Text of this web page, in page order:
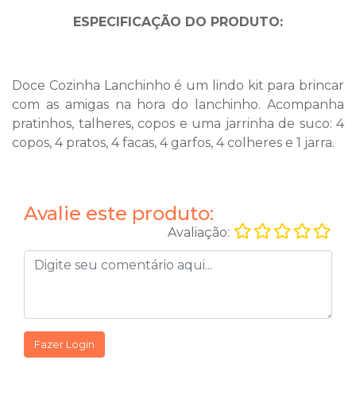
ESPECIFICAÇÃO DO PRODUTO:
Doce Cozinha Lanchinho é um lindo kit para brincar
com as amigas na hora do lanchinho. Acompanha
pratinhos, talheres, copos e uma jarrinha de suco: 4
copos, 4 pratos, 4 facas, 4 garfos, 4 colheres e 1 jarra.
Avalie este produto:
Avaliação:
Fazer Login